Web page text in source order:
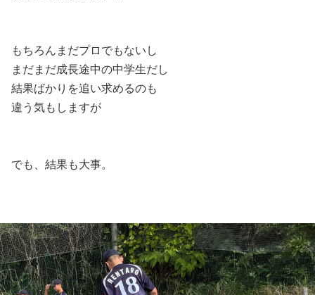
もちろんまだプロでもないし
まだまだ成長途中の中学生だし
結果ばかりを追い求めるのも
違う気もしますが
でも、結果も大事。